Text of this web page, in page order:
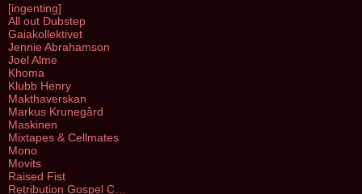
[ingenting]
All out Dubstep
Gaiakollektivet
Jennie Abrahamson
Joel Alme
Khoma
Klubb Henry
Makthaverskan
Markus Krunegård
Maskinen
Mixtapes & Cellmates
Mono
Movits
Raised Fist